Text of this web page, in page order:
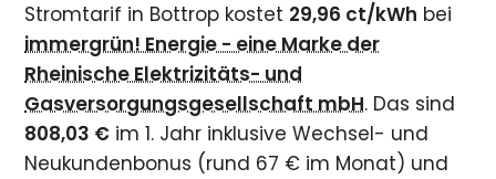
Stromtarif in Bottrop kostet 29,96 ct/kWh bei
immergrün! Energie - eine Marke der
Rheinische Elektrizitäts- und
Gasversorgungsgesellschaft mbH. Das sind
808,03 € im 1. Jahr inklusive Wechsel- und
Neukundenbonus (rund 67 € im Monat) und